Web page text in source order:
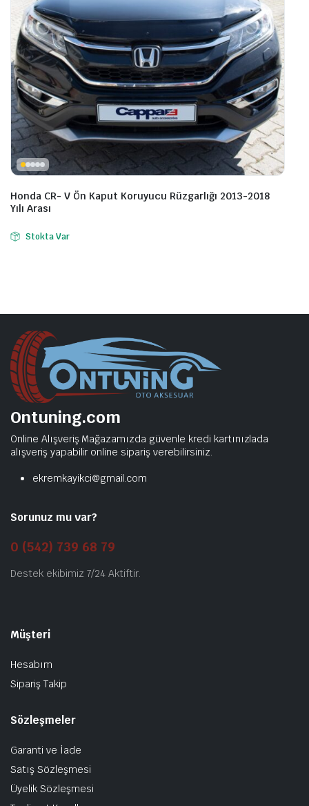
Honda CR- V Ön Kaput Koruyucu Rüzgarlığı 2013-2018
Yılı Arası
Stokta Var
Ontuning.com
Online Alışveriş Mağazamızda güvenle kredi kartınızlada
alışveriş yapabilir online sipariş verebilirsiniz.
ekremkayikci@gmail.com
Sorunuz mu var?
0 (542) 739 68 79
Destek ekibimiz 7/24 Aktiftir.
Müşteri
Hesabım
Sipariş Takip
Sözleşmeler
Garanti ve İade
Satış Sözleşmesi
Üyelik Sözleşmesi